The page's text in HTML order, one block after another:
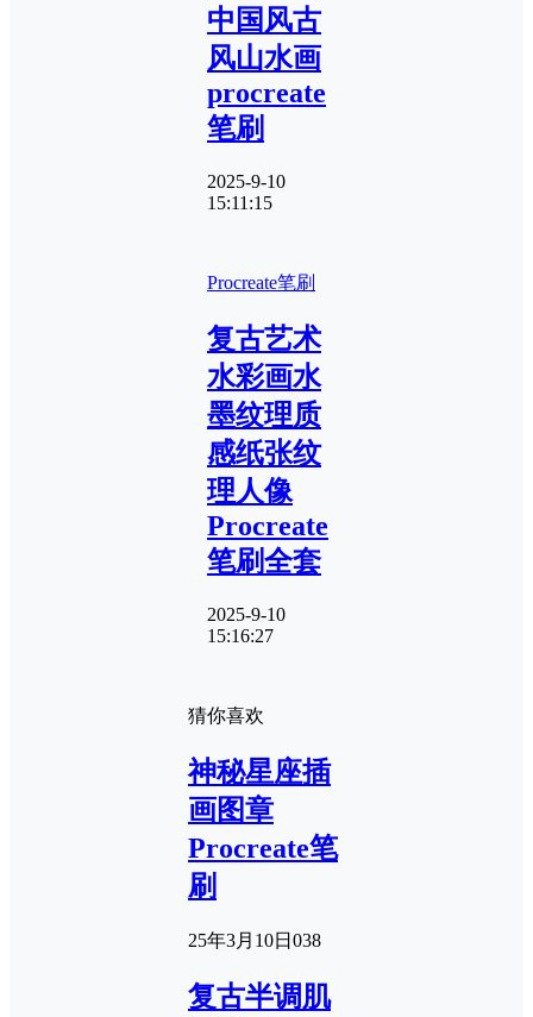
中国风古
风山水画
procreate
笔刷
2025-9-10
15:11:15
Procreate笔刷
复古艺术
水彩画水
墨纹理质
感纸张纹
理人像
Procreate
笔刷全套
2025-9-10
15:16:27
猜你喜欢
神秘星座插
画图章
Procreate笔
刷
25年3月10日 038
复古半调肌